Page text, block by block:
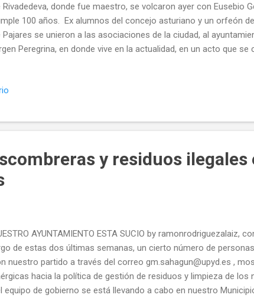
Rivadedeva, donde fue maestro, se volcaron ayer con Eusebio
100 años. Ex alumnos del concejo asturiano y un orfeón
Pajares se unieron a las asociaciones de la ciudad, al
Peregrina, en donde vive en la actualidad, en un acto que se
civil. El nuevo centenario recibió distintos signos de los
mente y quiso agradecer a todos el homenaje y los muchos
Calvo, rodeado de s...
y residuos ilegales
AYUNTAMIENTO ESTA SUCIO by ramonrodriguezalaiz,
de estas dos últimas semanas, un cierto número de
nuestro partido a través del correo gm.sahagun@upyd.es ,
hacia la política de gestión de residuos y limpieza de los
equipo de gobierno se está llevando a cabo en nuestro